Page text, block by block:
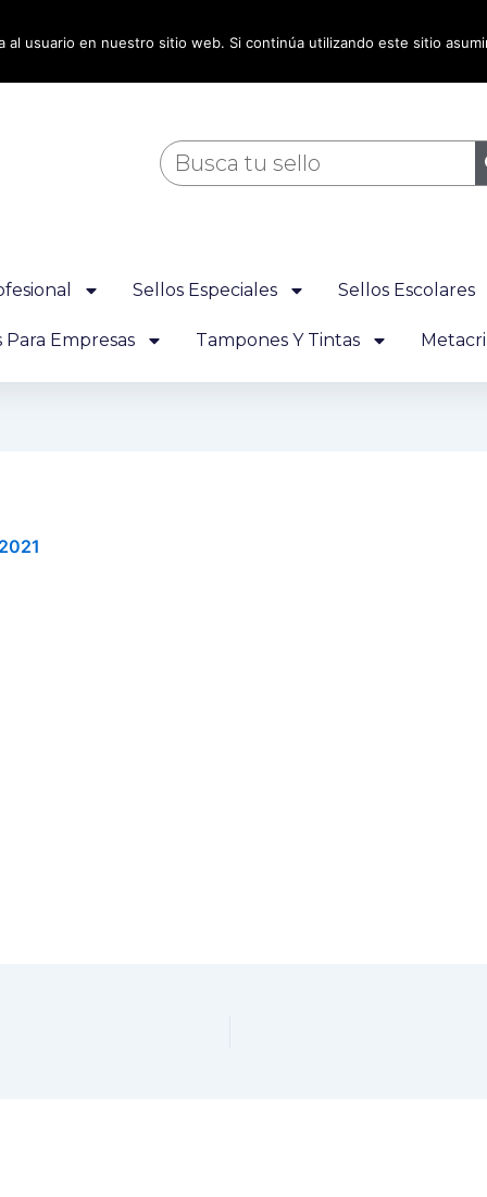
Buscar
Sellos Especiales Sellos Escolares
Para Empresas Tampones Y Tintas
al usuario en nuestro sitio web. Si continúa utilizando este sitio